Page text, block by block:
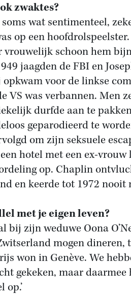
zwaktes?
wat sentimenteel,
op een
vrouwelijk schoon hem
jaagden de FBI en
voor de linkse
VS was verbannen. Men
durfde aan te
geparodieerd te
om zijn seksuele
hotel met een ex-vrouw
op. Chaplin
en keerde tot 1972 nooit
met je eigen leven?
bij zijn weduwe Oona
mogen dineren,
won in Genève. We
gekeken, maar daarmee
op.’